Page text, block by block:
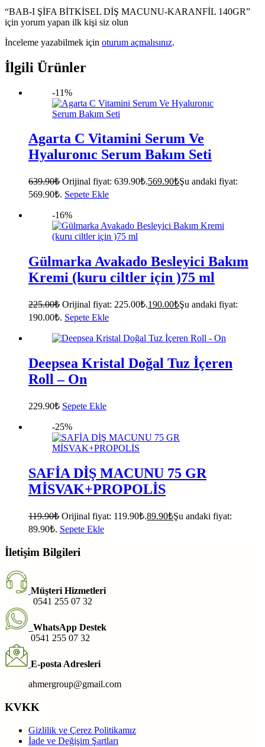
“BAB-I ŞİFA BİTKİSEL DİŞ MACUNU-KARANFİL 140GR”
için yorum yapan ilk kişi siz olun
İnceleme yazabilmek için oturum açmalısınız.
İlgili Ürünler
-11%
Agarta C Vitamini Serum Ve
Hyaluronıc Serum Bakım Seti
639.90₺ Orijinal fiyat: 639.90₺.569.90₺Şu andaki fiyat:
569.90₺. Sepete Ekle
-16%
Gülmarka Avakado Besleyici Bakım
Kremi (kuru ciltler için )75 ml
225.00₺ Orijinal fiyat: 225.00₺.190.00₺Şu andaki fiyat:
190.00₺. Sepete Ekle
Deepsea Kristal Doğal Tuz İçeren
Roll – On
229.90₺ Sepete Ekle
-25%
SAFİA DİŞ MACUNU 75 GR
MİSVAK+PROPOLİS
119.90₺ Orijinal fiyat: 119.90₺.89.90₺Şu andaki fiyat:
89.90₺. Sepete Ekle
İletişim Bilgileri
Müşteri Hizmetleri
0541 255 07 32
WhatsApp Destek
0541 255 07 32
E-posta Adresleri
ahmergroup@gmail.com
KVKK
Gizlilik ve Çerez Politikamız
İade ve Değişim Şartları